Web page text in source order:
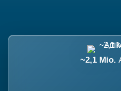
~2,1 Mio.